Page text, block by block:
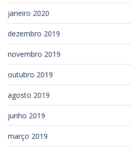
janeiro 2020
dezembro 2019
novembro 2019
outubro 2019
agosto 2019
junho 2019
março 2019